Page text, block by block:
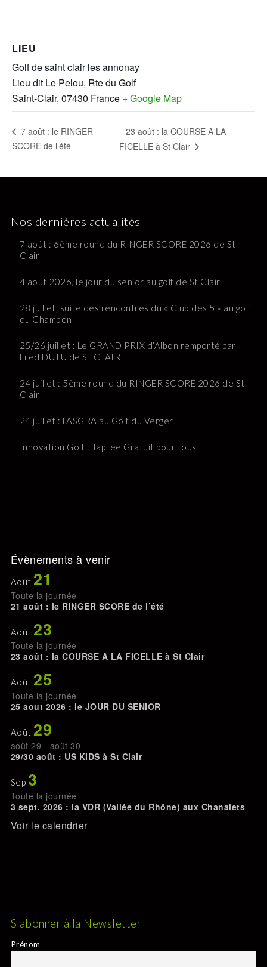
LIEU
Golf de saint clair les annonay
Lieu dit Le Pelou, Rte du Golf
Saint-Clair, 07430 France + Google Map
7 août : le RINGER
SCORE de l’été
23 août : la COURSE A LA
FICELLE à St Clair
Nos dernières actualités
7 août : 6ème round du RINGER SCORE 2026 de St
Clair
4 aout 2026, le jour du senior au golf de St Clair
28 juillet, suite des rencontres du « Club des 5 » au golf
du Chambon
25/26 juillet : Le GRAND PRIX d’Albon remporté par
Fred DUTU de St CLAIR
24 juillet : 5ème round du RINGER SCORE 2026 de St
Clair
24 juillet : l’ASGRA au Golf du Verger
Innovation Golf : TapTee Gratuit pour tous
Évènements à venir
Août 21
Toute la journée
21 août : le RINGER SCORE de l’été
Août 23
Toute la journée
23 août : la COURSE A LA FICELLE à St Clair
Août 25
Toute la journée
25 aout 2026 : le JOUR DU SENIOR
Août 29
août 29 - août 30
29/30 août : US KIDS à St Clair
Sep 3
Toute la journée
3 sept. 2026 : la VDR (Vallée du Rhône) aux Chanalets
Voir le calendrier
S'abonner à la Newsletter
Prénom